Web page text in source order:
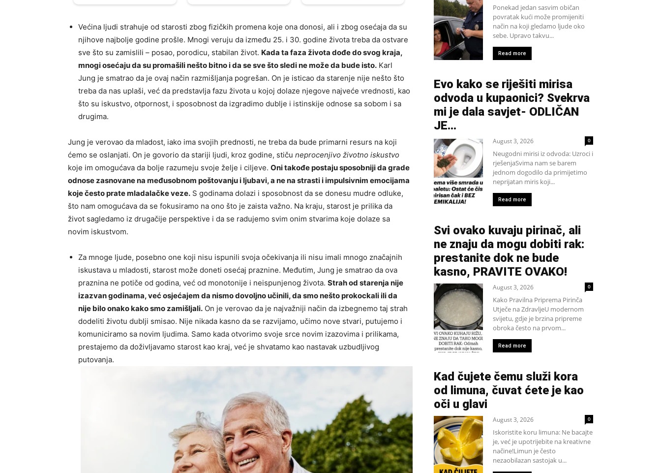
Većina ljudi strahuje od starosti zbog fizičkih promena koje ona donosi, ali i zbog osećaja da su
njihove najbolje godine prošle. Mnogi veruju da između 25. i 30. godine života treba da ostvare
sve što su zamislili – posao, porodicu, stabilan život. Kada ta faza života dođe do svog kraja,
mnogi osećaju da su promašili nešto bitno i da se sve što sledi ne može da bude isto. Karl
Jung je smatrao da je ovaj način razmišljanja pogrešan. On je isticao da starenje nije nešto što
treba da nas uplaši, već da predstavlja fazu života u kojoj dolaze njegove najveće vrednosti, kao
što su iskustvo, otpornost, i sposobnost da izgradimo dublje i istinskije odnose sa sobom i sa
drugima.
Jung je verovao da mladost, iako ima svojih prednosti, ne treba da bude primarni resurs na koji
ćemo se oslanjati. On je govorio da stariji ljudi, kroz godine, stiču neprocenjivo životno iskustvo
koje im omogućava da bolje razumeju svoje želje i ciljeve. Oni takođe postaju sposobniji da grade
odnose zasnovane na međusobnom poštovanju i ljubavi, a ne na strasti i impulsivnim emocijama
koje često prate mladalačke veze. S godinama dolazi i sposobnost da se donesu mudre odluke,
što nam omogućava da se fokusiramo na ono što je zaista važno. Na kraju, starost je prilika da
život sagledamo iz drugačije perspektive i da se radujemo svim onim stvarima koje dolaze sa
novim iskustvom.
Za mnoge ljude, posebno one koji nisu ispunili svoja očekivanja ili nisu imali mnogo značajnih
iskustava u mladosti, starost može doneti osećaj praznine. Međutim, Jung je smatrao da ova
praznina ne potiče od godina, već od monotonije i neispunjenog života. Strah od starenja nije
izazvan godinama, već osjećajem da nismo dovoljno učinili, da smo nešto prokockali ili da
nije bilo onako kako smo zamišljali. On je verovao da je najvažniji način da izbegnemo taj strah
dodeliti životu dublji smisao. Nije nikada kasno da se razvijamo, učimo nove stvari, putujemo i
komuniciramo sa novim ljudima. Samo kada otvorimo svoje srce novim izazovima i prilikama,
prestajemo da doživljavamo starost kao kraj, već je shvatamo kao nastavak uzbudljivog
putovanja.
Ponekad jedan sasvim običan
povratak kući može promijeniti
način na koji gledamo ljude oko
sebe. Upravo takvu...
Read more
Evo kako se riješiti mirisa
odvoda u kupaonici? Svekrva
mi je dala savjet- ODLIČAN
JE…
August 3, 2026 0
Neugodni mirisi iz odvoda: Uzroci i
rješenjaSvima nam se barem
jednom dogodilo da primijetimo
neprijatan miris koji...
Read more
Svi ovako kuvaju pirinač, ali
ne znaju da mogu dobiti rak:
prestanite dok ne bude
kasno, PRAVITE OVAKO!
August 3, 2026 0
Kako Pravilna Priprema Pirinča
Utječe na ZdravljeU modernom
svijetu, gdje je brzina pripreme
obroka često na prvom...
Read more
Kad čujete čemu služi kora
od limuna, čuvat ćete je kao
oči u glavi
August 3, 2026 0
Iskoristite koru limuna: Ne bacajte
je, već je upotrijebite na kreativne
načine!Limun je često
nezaobilazan sastojak u...